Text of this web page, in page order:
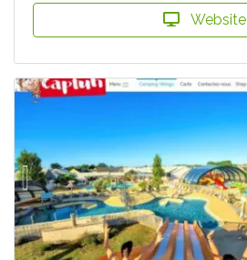
Website